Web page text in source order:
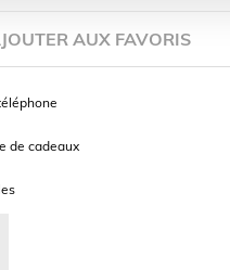
AUX FAVORIS
de cadeaux